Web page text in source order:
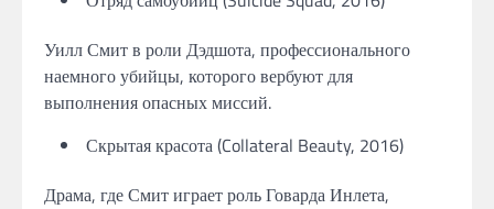
Уилл Смит в роли Дэдшота, профессионального
наемного убийцы, которого вербуют для
выполнения опасных миссий.
Скрытая красота (Collateral Beauty, 2016)
Драма, где Смит играет роль Говарда Инлета,